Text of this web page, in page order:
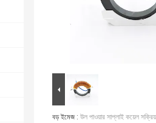
বড় ইমেজ : উল পাওয়ার সাপ্লাই কয়েল